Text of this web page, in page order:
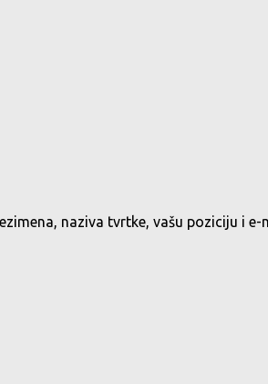
naziva tvrtke, vašu poziciju i e-